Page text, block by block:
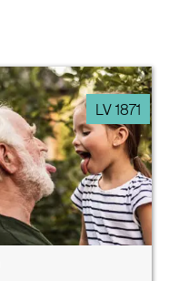
LV 1871